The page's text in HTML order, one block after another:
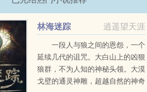
逍遥望天涯
林海迷踪
一段人与狼之间的恩怨，一个
延续几代的诅咒。大白山上的凶狠
狼群，不为人知的神秘头领。大漠
戈壁的通灵神雕，超越自然的神奇